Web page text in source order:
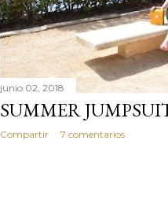
junio 02, 2018
SUMMER
Compartir 7 comentarios